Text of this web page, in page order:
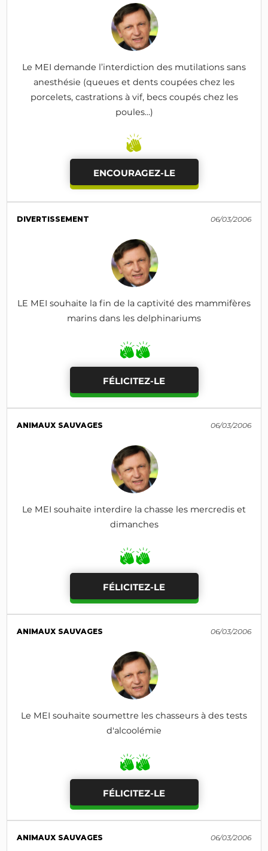
Le MEI demande l’interdiction des mutilations sans
anesthésie (queues et dents coupées chez les
porcelets, castrations à vif, becs coupés chez les
poules…)
ENCOURAGEZ-LE
DIVERTISSEMENT 06/03/2006
LE MEI souhaite la fin de la captivité des mammifères
marins dans les delphinariums
FÉLICITEZ-LE
ANIMAUX SAUVAGES 06/03/2006
Le MEI souhaite interdire la chasse les mercredis et
dimanches
FÉLICITEZ-LE
ANIMAUX SAUVAGES 06/03/2006
Le MEI souhaite soumettre les chasseurs à des tests
d'alcoolémie
FÉLICITEZ-LE
ANIMAUX SAUVAGES 06/03/2006